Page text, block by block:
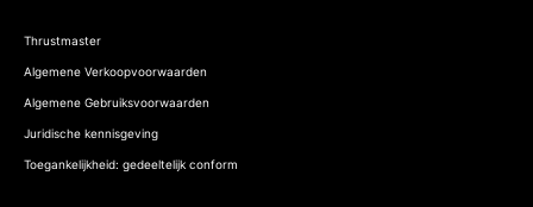
Thrustmaster
Algemene Verkoopvoorwaarden
Algemene Gebruiksvoorwaarden
Juridische kennisgeving
Toegankelijkheid: gedeeltelijk conform